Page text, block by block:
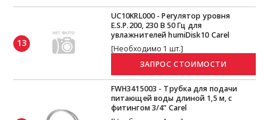
13
UC10KRL000 - Регулятор уровня
E.S.P.200, 230 В 50 Гц для
увлажнителей humiDisk10 Carel
[Необходимо 1 шт.]
FWH3415003 - Трубка для подачи
питающей воды длиной 1,5 м, с
фитингом 3/4” Carel